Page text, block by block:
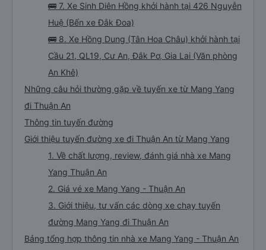
🚌 7. Xe Sinh Diên Hồng khởi hành tại 426 Nguyễn
Huệ (Bến xe Đắk Đoa)
🚌 8. Xe Hồng Dung (Tân Hoa Châu) khởi hành tại
Cầu 21, QL19, Cư An, Đắk Pơ, Gia Lai (Văn phòng
An Khê)
Những câu hỏi thường gặp về tuyến xe từ Mang Yang
đi Thuận An
Thông tin tuyến đường
Giới thiệu tuyến đường xe đi Thuận An từ Mang Yang
1. Về chất lượng, review, đánh giá nhà xe Mang
Yang Thuận An
2. Giá vé xe Mang Yang - Thuận An
3. Giới thiệu, tư vấn các dòng xe chạy tuyến
đường Mang Yang đi Thuận An
Bảng tổng hợp thông tin nhà xe Mang Yang - Thuận An